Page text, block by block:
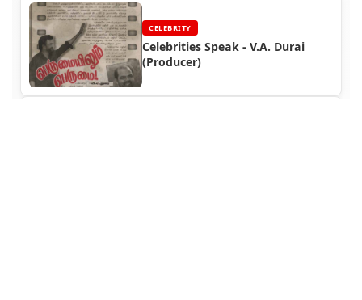
CELEBRITY
Celebrities Speak - V.A. Durai
(Producer)